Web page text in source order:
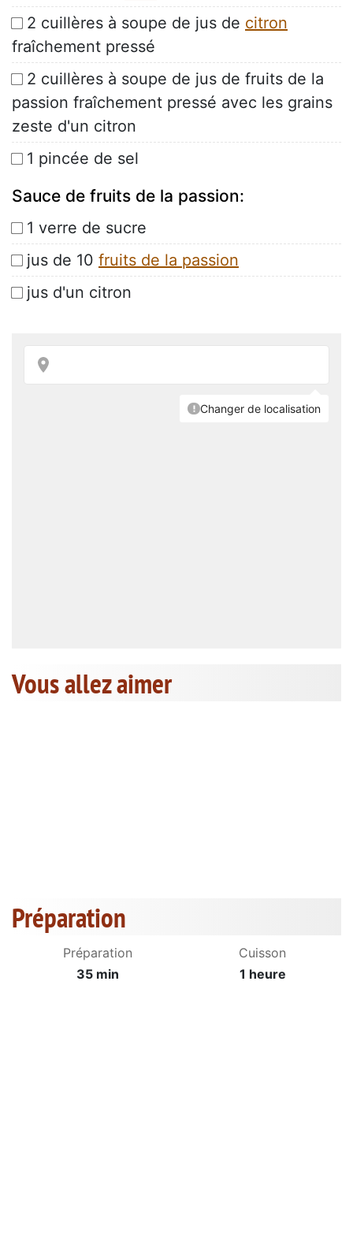
2 cuillères à soupe de jus de citron
fraîchement pressé
2 cuillères à soupe de jus de fruits de la
passion fraîchement pressé avec les grains
zeste d'un citron
1 pincée de sel
Sauce de fruits de la passion:
1 verre de sucre
jus de 10 fruits de la passion
jus d'un citron
Vous allez aimer
Préparation
Préparation
35 min
Cuisson
1 heure